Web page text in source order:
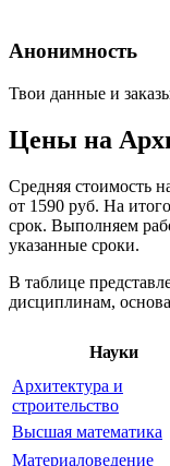
Анонимность
Твои данные и
Цены на
Средняя стоимость
от 1590 руб. На
срок. Выполняем
указанные сроки.
В таблице
дисциплинам,
Науки
Архитектура и
строительство
Высшая математика
Материаловедение